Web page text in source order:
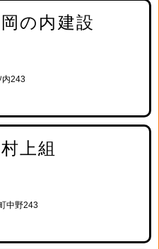
の内建設
内243
上組
中野243